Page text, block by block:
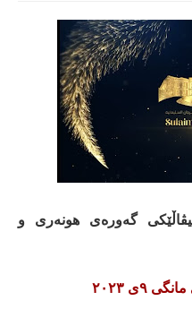
گەورەی هونەری و